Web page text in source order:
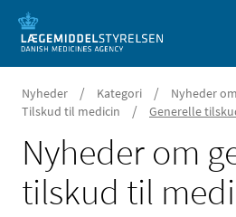
Nyheder / Kategori / Nyheder
Tilskud til medicin / Generelle
Nyheder om
tilskud til